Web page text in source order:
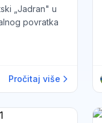
„Jadran" u
povratka
Pročitaj više